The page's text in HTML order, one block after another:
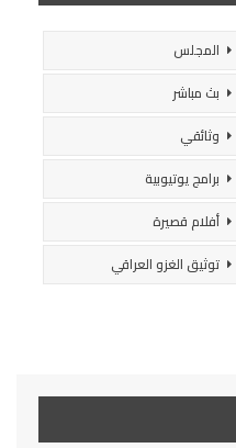
المجلس
بث مباشر
وثائقي
برامج يوتيوبية
أفلام قصيرة
توثيق الغزو العراقي